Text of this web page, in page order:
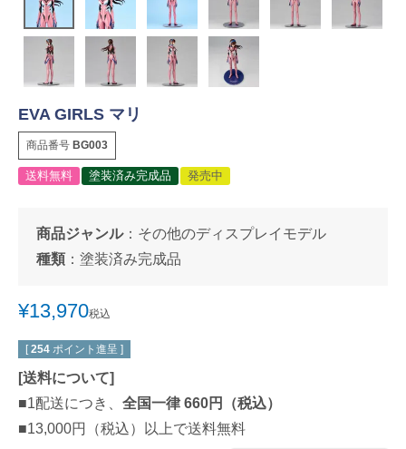
EVA GIRLS マリ
商品番号 BG003
送料無料 塗装済み完成品 発売中
商品ジャンル： その他のディスプレイモデル
種類 ： 塗装済み完成品
¥13,970税込
[ 254 ポイント進呈 ]
[送料について]
■1配送につき、 全国一律 660円（税込）
■13,000円（税込）以上で送料無料